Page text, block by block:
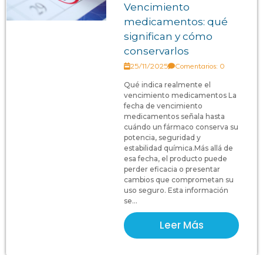
Vencimiento
medicamentos: qué
significan y cómo
conservarlos
25/11/2025 Comentarios: 0
Qué indica realmente el
vencimiento medicamentos La
fecha de vencimiento
medicamentos señala hasta
cuándo un fármaco conserva su
potencia, seguridad y
estabilidad química.Más allá de
esa fecha, el producto puede
perder eficacia o presentar
cambios que comprometan su
uso seguro. Esta información
se...
Leer Más